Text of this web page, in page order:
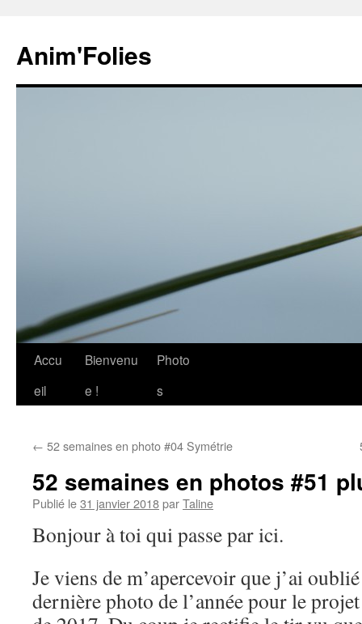
Anim'Folies
Aller
Accu
eil
Bienvenu
e !
Photo
s
← 52 semaines en photo #04 Symétrie
52 semaines en photos #51
Publié le31 janvier 2018parTaline
Bonjour à toi qui passe par ici.
Je viens de m’apercevoir que j’ai
dernière photo de l’année pour le